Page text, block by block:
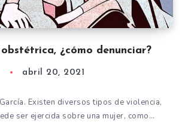
¿cómo denunciar?
abril 20, 2021
Existen diversos tipos de violencia,
ser ejercida sobre una mujer, como…